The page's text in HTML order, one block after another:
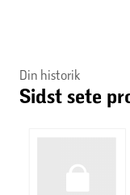
med at den giver
Din historik
Sidst sete